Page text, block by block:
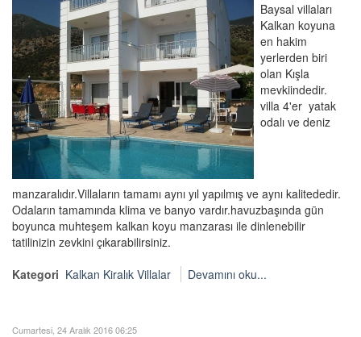
Baysal villaları
Kalkan koyuna
en hakim
yerlerden biri
olan Kışla
mevkiindedir.
villa 4'er yatak
odalı ve deniz
manzaralıdır.Villaların tamamı aynı yıl yapılmış ve aynı kalitededir.
Odaların tamamında klima ve banyo vardır.havuzbaşında gün
boyunca muhteşem kalkan koyu manzarası ile dinlenebilir
tatilinizin zevkini çıkarabilirsiniz.
Kategori Kalkan Kiralık Villalar Devamını oku...
Cumartesi, 24 Aralık 2016 06:25